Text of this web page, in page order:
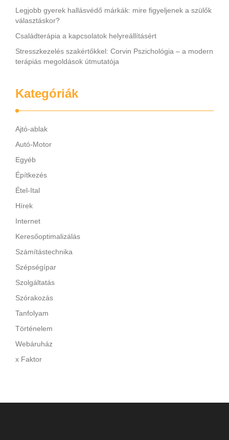
Legjobb gyerek hallásvédő márkák: mire figyeljenek a szülők
választáskor?
Családterápia a kapcsolatok helyreállításért
Stresszkezelés szakértőkkel: Corvin Pszichológia – a modern
terápiás megoldások útmutatója
Kategóriák
Ajtó-ablak
Autó-Motor
Egyéb
Építkezés
Étel-Ital
Hírek
Internet
Keresőoptimalizálás
Számítástechnika
Szépségípar
Szolgáltatás
Szórakozás
Tanfolyam
Történelem
Webáruház
x Faktor